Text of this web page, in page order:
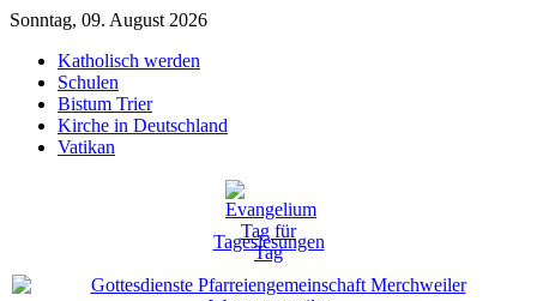
Sonntag, 09. August 2026
Katholisch werden
Schulen
Bistum Trier
Kirche in Deutschland
Vatikan
Tageslesungen